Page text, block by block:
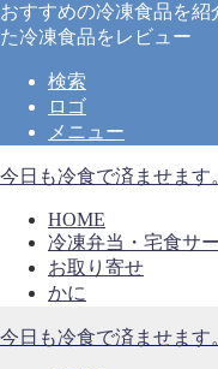
おすすめの冷凍食品を
た冷凍食品をレビュー
検索
ロゴ
メニュー
今日も冷食で済ませます
HOME
冷凍弁当・宅食サ
お取り寄せ
かに
今日も冷食で済ませます